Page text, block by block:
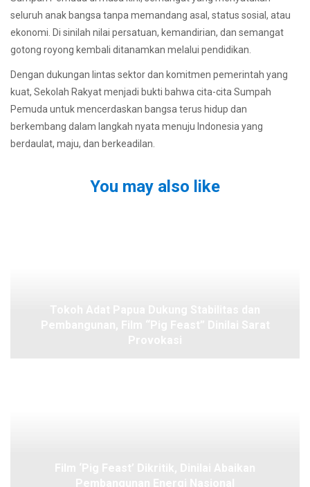
seluruh anak bangsa tanpa memandang asal, status sosial, atau
ekonomi. Di sinilah nilai persatuan, kemandirian, dan semangat
gotong royong kembali ditanamkan melalui pendidikan.
Dengan dukungan lintas sektor dan komitmen pemerintah yang
kuat, Sekolah Rakyat menjadi bukti bahwa cita-cita Sumpah
Pemuda untuk mencerdaskan bangsa terus hidup dan
berkembang dalam langkah nyata menuju Indonesia yang
berdaulat, maju, dan berkeadilan.
You may also like